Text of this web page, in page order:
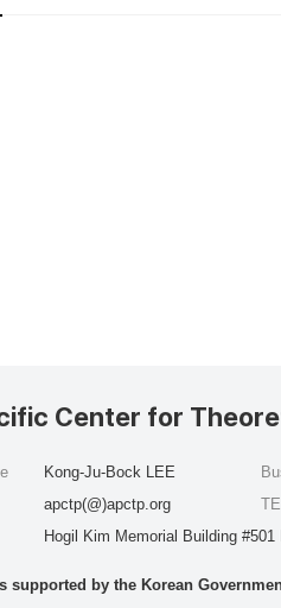
Center for
Kong-Ju-Bock LEE
apctp(@)apctp.org
Hogil Kim Memorial Building
supported by the Korean